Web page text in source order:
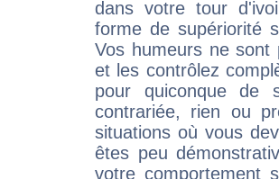
dans votre tour
forme de supériorité
Vos humeurs ne sont
et les contrôlez
pour quiconque de
contrariée, rien ou
situations où vous
êtes peu
votre comportement